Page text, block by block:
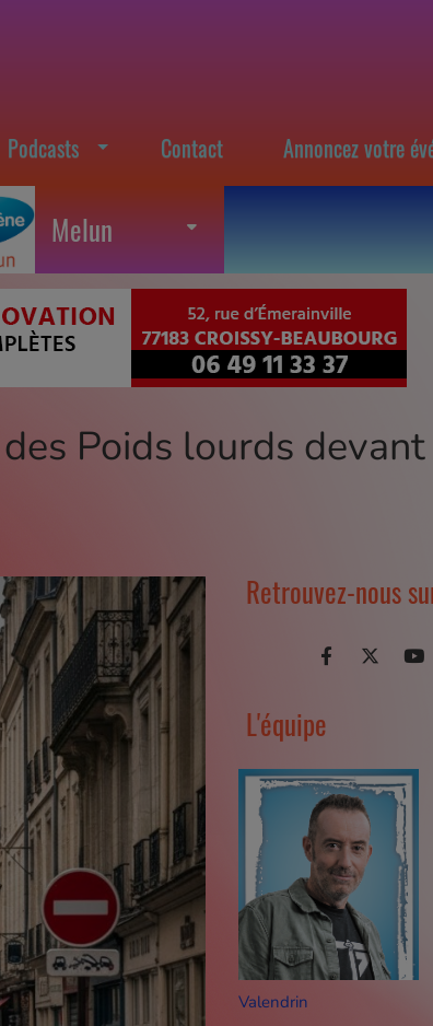
Podcasts Contact Annoncez votre
Melun
Poids lourds
Retrouvez-nous
L'équipe
Christophe Valendrin